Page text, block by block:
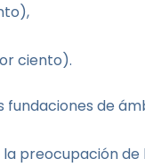
ciento).
fundaciones de
preocupación